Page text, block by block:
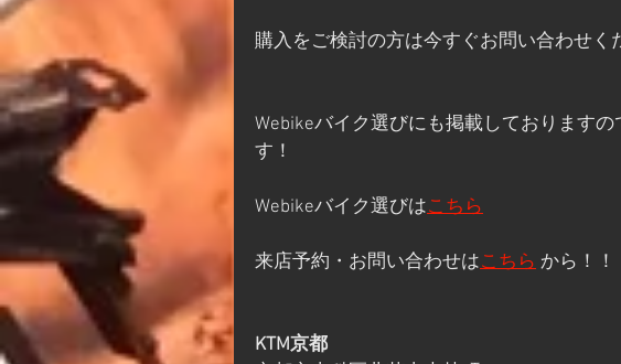
購入をご検討の方は今すぐお問い合わせく
Webikeバイク選びにも掲載しております
す！
Webikeバイク選びはこちら
来店予約・お問い合わせはこちら から！！
KTM京都